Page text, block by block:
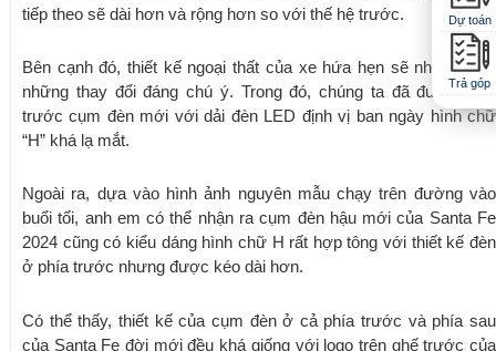
tiếp theo sẽ dài hơn và rộng hơn so với thế hệ trước.
Bên cạnh đó, thiết kế ngoại thất của xe hứa hẹn sẽ nhận được
những thay đổi đáng chú ý. Trong đó, chúng ta đã được xem
trước cụm đèn mới với dải đèn LED định vị ban ngày hình chữ
“H” khá lạ mắt.
Ngoài ra, dựa vào hình ảnh nguyên mẫu chạy trên đường vào
buổi tối, anh em có thể nhận ra cụm đèn hậu mới của Santa Fe
2024 cũng có kiểu dáng hình chữ H rất hợp tông với thiết kế đèn
ở phía trước nhưng được kéo dài hơn.
Có thể thấy, thiết kế của cụm đèn ở cả phía trước và phía sau
của Santa Fe đời mới đều khá giống với logo trên ghế trước của
Dự toán
Trả góp